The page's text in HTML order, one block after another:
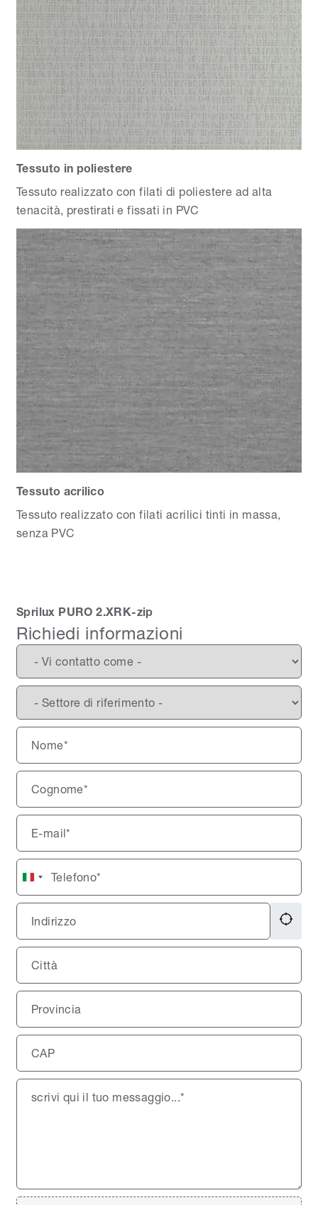
Tessuto in poliestere
Tessuto realizzato con filati di poliestere ad alta
tenacità, prestirati e fissati in PVC
Tessuto acrilico
Tessuto realizzato con filati acrilici tinti in massa,
senza PVC
Sprilux PURO 2.XRK-zip
Richiedi informazioni
Italy
+39